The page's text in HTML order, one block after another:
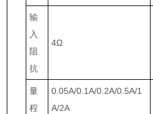
输
入
阻
抗
4Ω
量
程
0.05A/0.1A/0.2A/0.5A/1
A/2A